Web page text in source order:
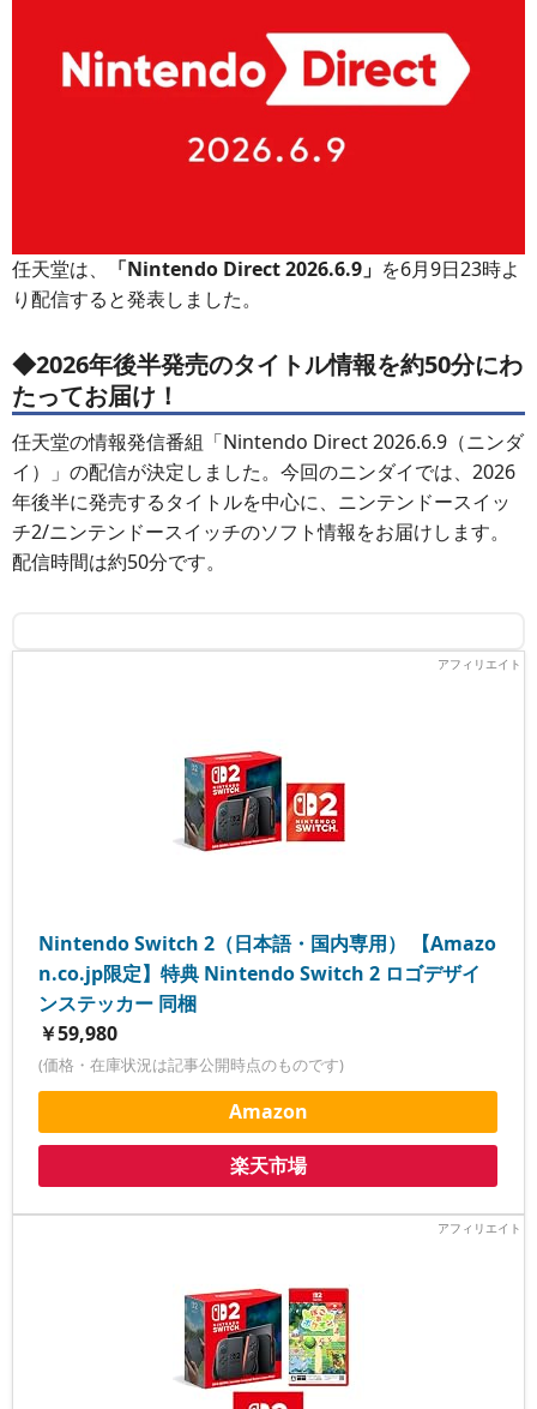
任天堂は、 「Nintendo Direct 2026.6.9」 を6月9日23時よ
り配信すると発表しました。
◆2026年後半発売のタイトル情報を約50分にわ
たってお届け！
任天堂の情報発信番組「Nintendo Direct 2026.6.9（ニンダ
イ）」の配信が決定しました。今回のニンダイでは、2026
年後半に発売するタイトルを中心に、ニンテンドースイッ
チ2/ニンテンドースイッチのソフト情報をお届けします。
配信時間は約50分です。
Nintendo Switch 2（日本語・国内専用） 【Amazo
n.co.jp限定】特典 Nintendo Switch 2 ロゴデザイ
ンステッカー 同梱
￥59,980
(価格・在庫状況は記事公開時点のものです)
Amazon
楽天市場